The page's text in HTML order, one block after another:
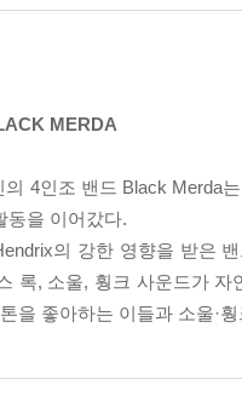
MERDA
4인조 밴드 Black Merda
동을 이어갔다.
의 강한 영향을 받은
록, 소울, 훵크 사운드가
을 좋아하는 이들과 소울·